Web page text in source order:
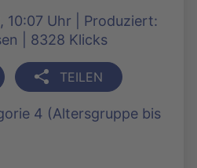
10:07 Uhr | Produziert:
| 8328 Klicks
TEILEN
4 (Altersgruppe bis